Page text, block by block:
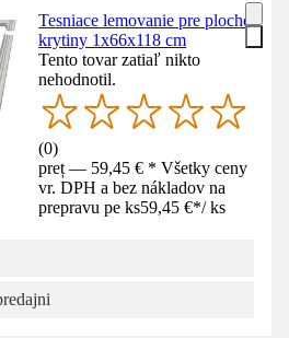
Tesniace lemovanie pre ploché
krytiny 1x66x118 cm
Tento tovar zatiaľ nikto
nehodnotil.
(0)
preț — 59,45 € * Všetky ceny
vr. DPH a bez nákladov na
prepravu pe ks59,45 €*/ ks